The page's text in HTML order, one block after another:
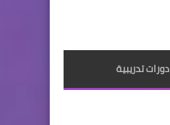
دورات تدريبية